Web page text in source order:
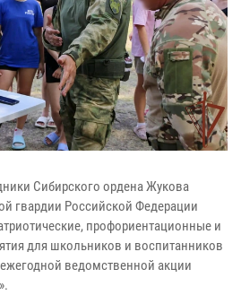
Сибирского ордена Жукова
гвардии Российской Федерации
профориентационные и
для школьников и воспитанников
ведомственной акции